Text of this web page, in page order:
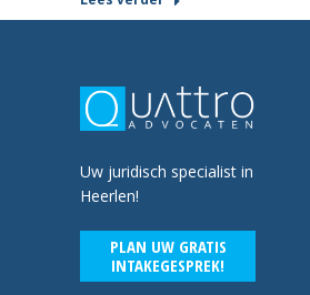
Uw juridisch specialist in
Heerlen!
PLAN UW GRATIS
INTAKEGESPREK!